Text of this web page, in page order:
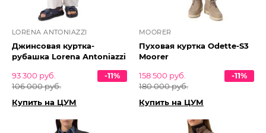
LORENA ANTONIAZZI
Джинсовая куртка-
рубашка Lorena Antoniazzi
93 300 руб.
106 000 руб.
-11%
Купить на ЦУМ
MOORER
Пуховая куртка Odette-S3
Moorer
158 500 руб.
180 000 руб.
-11%
Купить на ЦУМ